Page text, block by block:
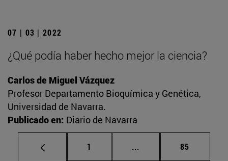
07 | 03 | 2022
¿Qué podía haber hecho mejor la ciencia?
Carlos de Miguel Vázquez
Profesor Departamento Bioquímica y Genética,
Universidad de Navarra.
Publicado en: Diario de Navarra
Página
1 ... Páginas intermedias
Página
85